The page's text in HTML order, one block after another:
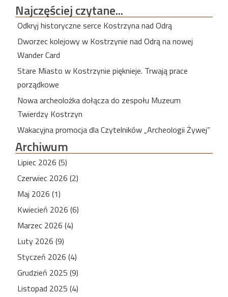
Najczęściejczytane...
Odkryj historyczne serce Kostrzyna nad Odrą
Dworzec kolejowy w Kostrzynie nad Odrą na nowej
Wander Card
Stare Miasto w Kostrzynie pięknieje. Trwają prace
porządkowe
Nowa archeolożka dołącza do zespołu Muzeum
Twierdzy Kostrzyn
Wakacyjna promocja dla Czytelników „Archeologii Żywej”
Archiwum
Lipiec 2026 (5)
Czerwiec 2026 (2)
Maj 2026 (1)
Kwiecień 2026 (6)
Marzec 2026 (4)
Luty 2026 (9)
Styczeń 2026 (4)
Grudzień 2025 (9)
Listopad 2025 (4)